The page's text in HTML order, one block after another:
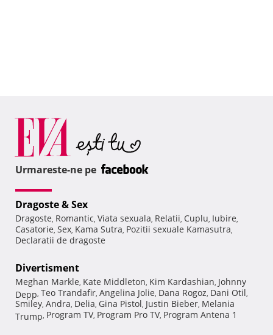
Urmareste-ne pe
Dragoste & Sex
Dragoste, Romantic, Viata sexuala, Relatii, Cuplu, Iubire,
Casatorie, Sex, Kama Sutra, Pozitii sexuale Kamasutra,
Declaratii de dragoste
Divertisment
Meghan Markle, Kate Middleton, Kim Kardashian, Johnny
Depp, Teo Trandafir, Angelina Jolie, Dana Rogoz, Dani Otil,
Smiley, Andra, Delia, Gina Pistol, Justin Bieber, Melania
Trump, Program TV, Program Pro TV, Program Antena 1